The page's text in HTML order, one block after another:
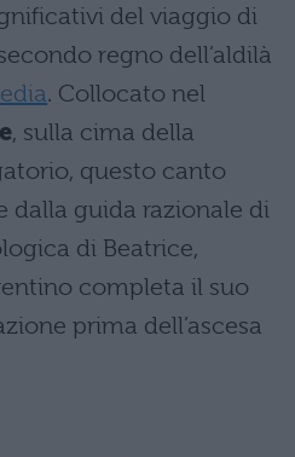
del viaggio di
regno dell’aldilà
. Collocato nel
, sulla cima della
questo canto
dalla guida razionale di
di Beatrice,
completa il suo
prima dell’ascesa